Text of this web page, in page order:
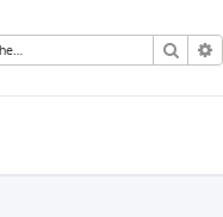
Suche